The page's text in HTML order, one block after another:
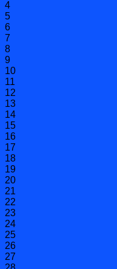
4
5
6
7
8
9
10
11
12
13
14
15
16
17
18
19
20
21
22
23
24
25
26
27